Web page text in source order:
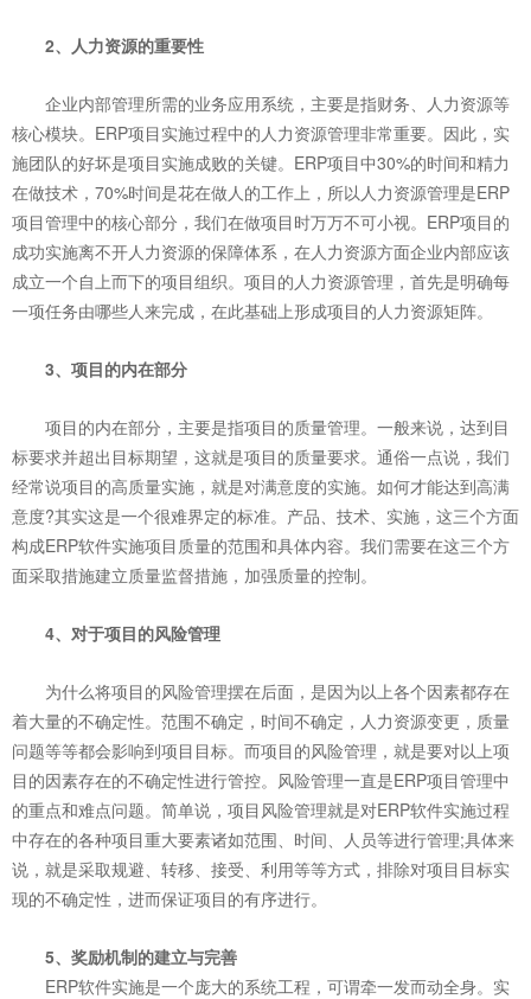
2、人力资源的重要性
企业内部管理所需的业务应用系统，主要是指财务、人力资源等
核心模块。ERP项目实施过程中的人力资源管理非常重要。因此，实
施团队的好坏是项目实施成败的关键。ERP项目中30%的时间和精力
在做技术，70%时间是花在做人的工作上，所以人力资源管理是ERP
项目管理中的核心部分，我们在做项目时万万不可小视。ERP项目的
成功实施离不开人力资源的保障体系，在人力资源方面企业内部应该
成立一个自上而下的项目组织。项目的人力资源管理，首先是明确每
一项任务由哪些人来完成，在此基础上形成项目的人力资源矩阵。
3、项目的内在部分
项目的内在部分，主要是指项目的质量管理。一般来说，达到目
标要求并超出目标期望，这就是项目的质量要求。通俗一点说，我们
经常说项目的高质量实施，就是对满意度的实施。如何才能达到高满
意度?其实这是一个很难界定的标准。产品、技术、实施，这三个方面
构成ERP软件实施项目质量的范围和具体内容。我们需要在这三个方
面采取措施建立质量监督措施，加强质量的控制。
4、对于项目的风险管理
为什么将项目的风险管理摆在后面，是因为以上各个因素都存在
着大量的不确定性。范围不确定，时间不确定，人力资源变更，质量
问题等等都会影响到项目目标。而项目的风险管理，就是要对以上项
目的因素存在的不确定性进行管控。风险管理一直是ERP项目管理中
的重点和难点问题。简单说，项目风险管理就是对ERP软件实施过程
中存在的各种项目重大要素诸如范围、时间、人员等进行管理;具体来
说，就是采取规避、转移、接受、利用等等方式，排除对项目目标实
现的不确定性，进而保证项目的有序进行。
5、奖励机制的建立与完善
ERP软件实施是一个庞大的系统工程，可谓牵一发而动全身。实